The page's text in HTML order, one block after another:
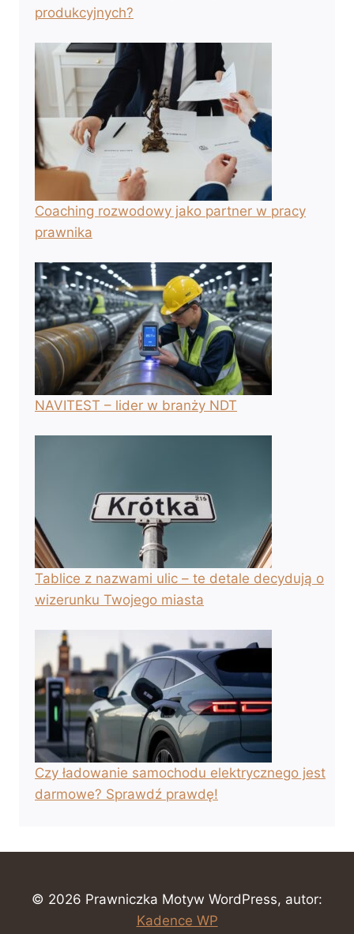
produkcyjnych?
Coaching rozwodowy jako partner w pracy
prawnika
NAVITEST – lider w branży NDT
Tablice z nazwami ulic – te detale decydują o
wizerunku Twojego miasta
Czy ładowanie samochodu elektrycznego jest
darmowe? Sprawdź prawdę!
© 2026 Prawniczka Motyw WordPress, autor:
Kadence WP